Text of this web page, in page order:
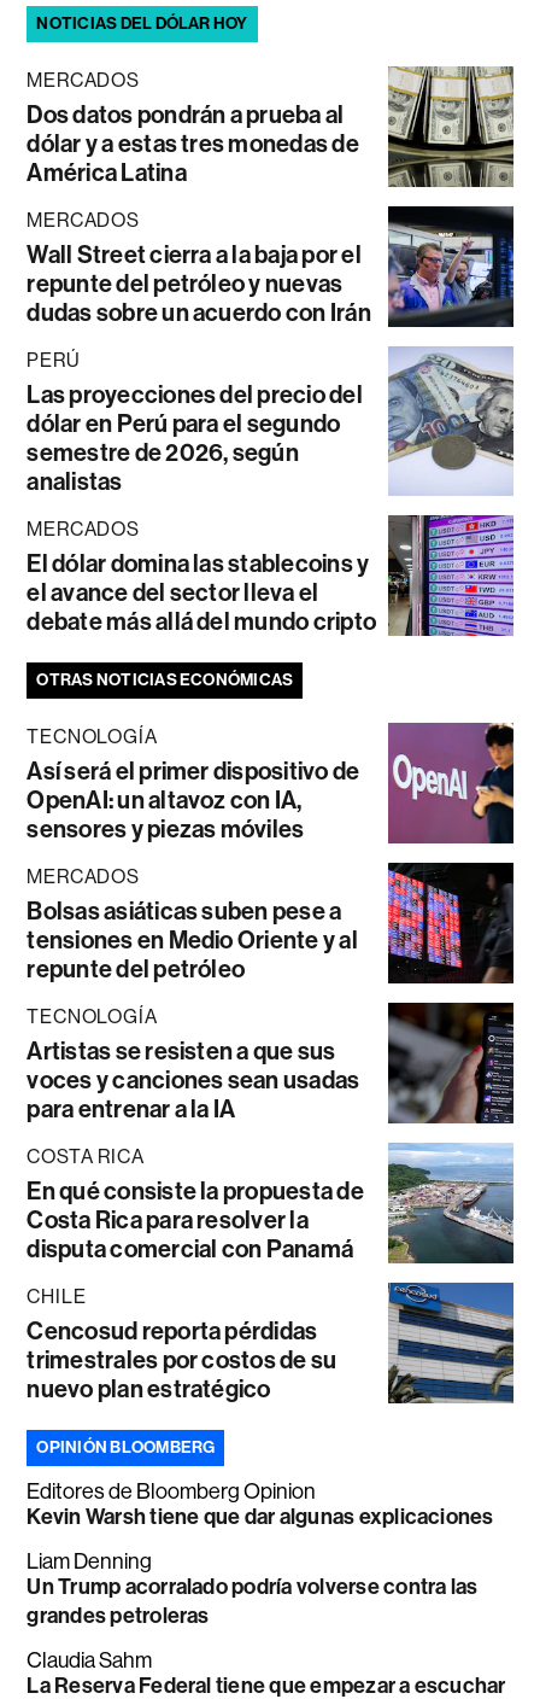
NOTICIAS DEL DÓLAR HOY
MERCADOS
Dos datos pondrán a prueba al
dólar y a estas tres monedas de
América Latina
MERCADOS
Wall Street cierra a la baja por el
repunte del petróleo y nuevas
dudas sobre un acuerdo con Irán
PERÚ
Las proyecciones del precio del
dólar en Perú para el segundo
semestre de 2026, según
analistas
MERCADOS
El dólar domina las stablecoins y
el avance del sector lleva el
debate más allá del mundo cripto
OTRAS NOTICIAS ECONÓMICAS
TECNOLOGÍA
Así será el primer dispositivo de
OpenAI: un altavoz con IA,
sensores y piezas móviles
MERCADOS
Bolsas asiáticas suben pese a
tensiones en Medio Oriente y al
repunte del petróleo
TECNOLOGÍA
Artistas se resisten a que sus
voces y canciones sean usadas
para entrenar a la IA
COSTA RICA
En qué consiste la propuesta de
Costa Rica para resolver la
disputa comercial con Panamá
CHILE
Cencosud reporta pérdidas
trimestrales por costos de su
nuevo plan estratégico
OPINIÓN BLOOMBERG
Editores de Bloomberg Opinion
Kevin Warsh tiene que dar algunas explicaciones
Liam Denning
Un Trump acorralado podría volverse contra las
grandes petroleras
Claudia Sahm
La Reserva Federal tiene que empezar a escuchar